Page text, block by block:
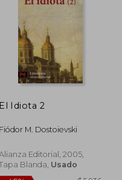
El Idiota 2
Fiódor M. Dostoievski
Editorial, 2005,
Blanda, Usado